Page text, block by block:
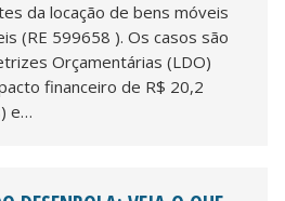
da locação de bens móveis
(RE 599658 ). Os casos são
Orçamentárias (LDO)
financeiro de R$ 20,2
e…